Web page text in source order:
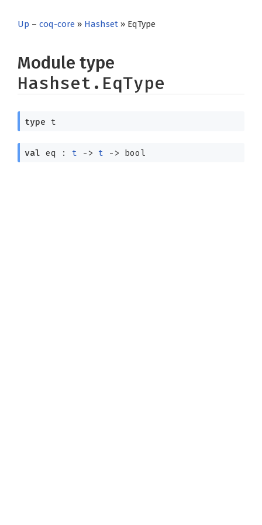
Up – coq-core » Hashset » EqType
Module type
Hashset.EqType
type t
val eq : t -> t -> bool